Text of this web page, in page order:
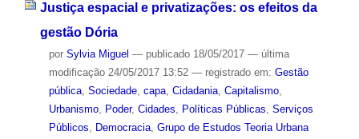
Justiça espacial e privatizações: os efeitos da
gestão Dória
por Sylvia Miguel — publicado18/05/2017 — última
modificação24/05/2017 13:52 — registrado em: Gestão
pública, Sociedade, capa, Cidadania, Capitalismo,
Urbanismo, Poder, Cidades, Políticas Públicas, Serviços
Públicos, Democracia, Grupo de Estudos Teoria Urbana